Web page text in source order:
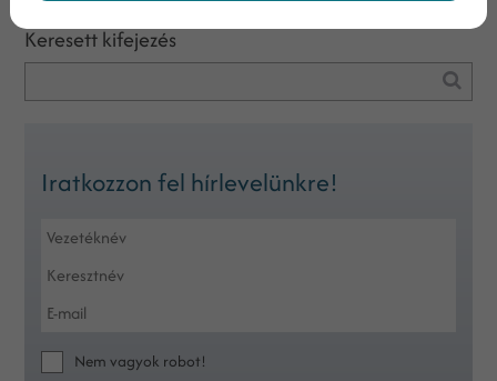
Keresett kifejezés
Iratkozzon fel hírlevelünkre!
Nem vagyok robot!